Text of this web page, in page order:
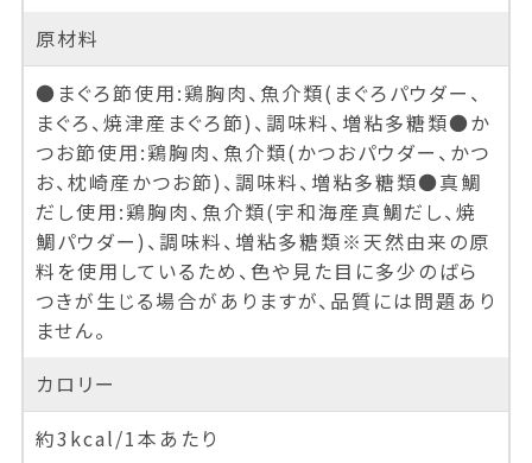
原材料
●まぐろ節使用:鶏胸肉、魚介類(まぐろパウダー、
まぐろ、焼津産まぐろ節)、調味料、増粘多糖類●か
つお節使用:鶏胸肉、魚介類(かつおパウダー、かつ
お、枕崎産かつお節)、調味料、増粘多糖類●真鯛
だし使用:鶏胸肉、魚介類(宇和海産真鯛だし、焼
鯛パウダー)、調味料、増粘多糖類※天然由来の原
料を使用しているため、色や見た目に多少のばら
つきが生じる場合がありますが、品質には問題あり
ません。
カロリー
約3kcal/1本あたり